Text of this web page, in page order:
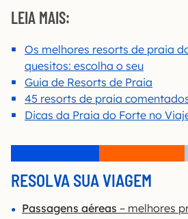
LEIA MAIS:
Os melhores resorts de praia
quesitos: escolha o seu
Guia de Resorts de Praia
45 resorts de praia
Dicas da Praia do Forte no
RESOLVA SUA VIAGEM
Passagens aéreas – melhores